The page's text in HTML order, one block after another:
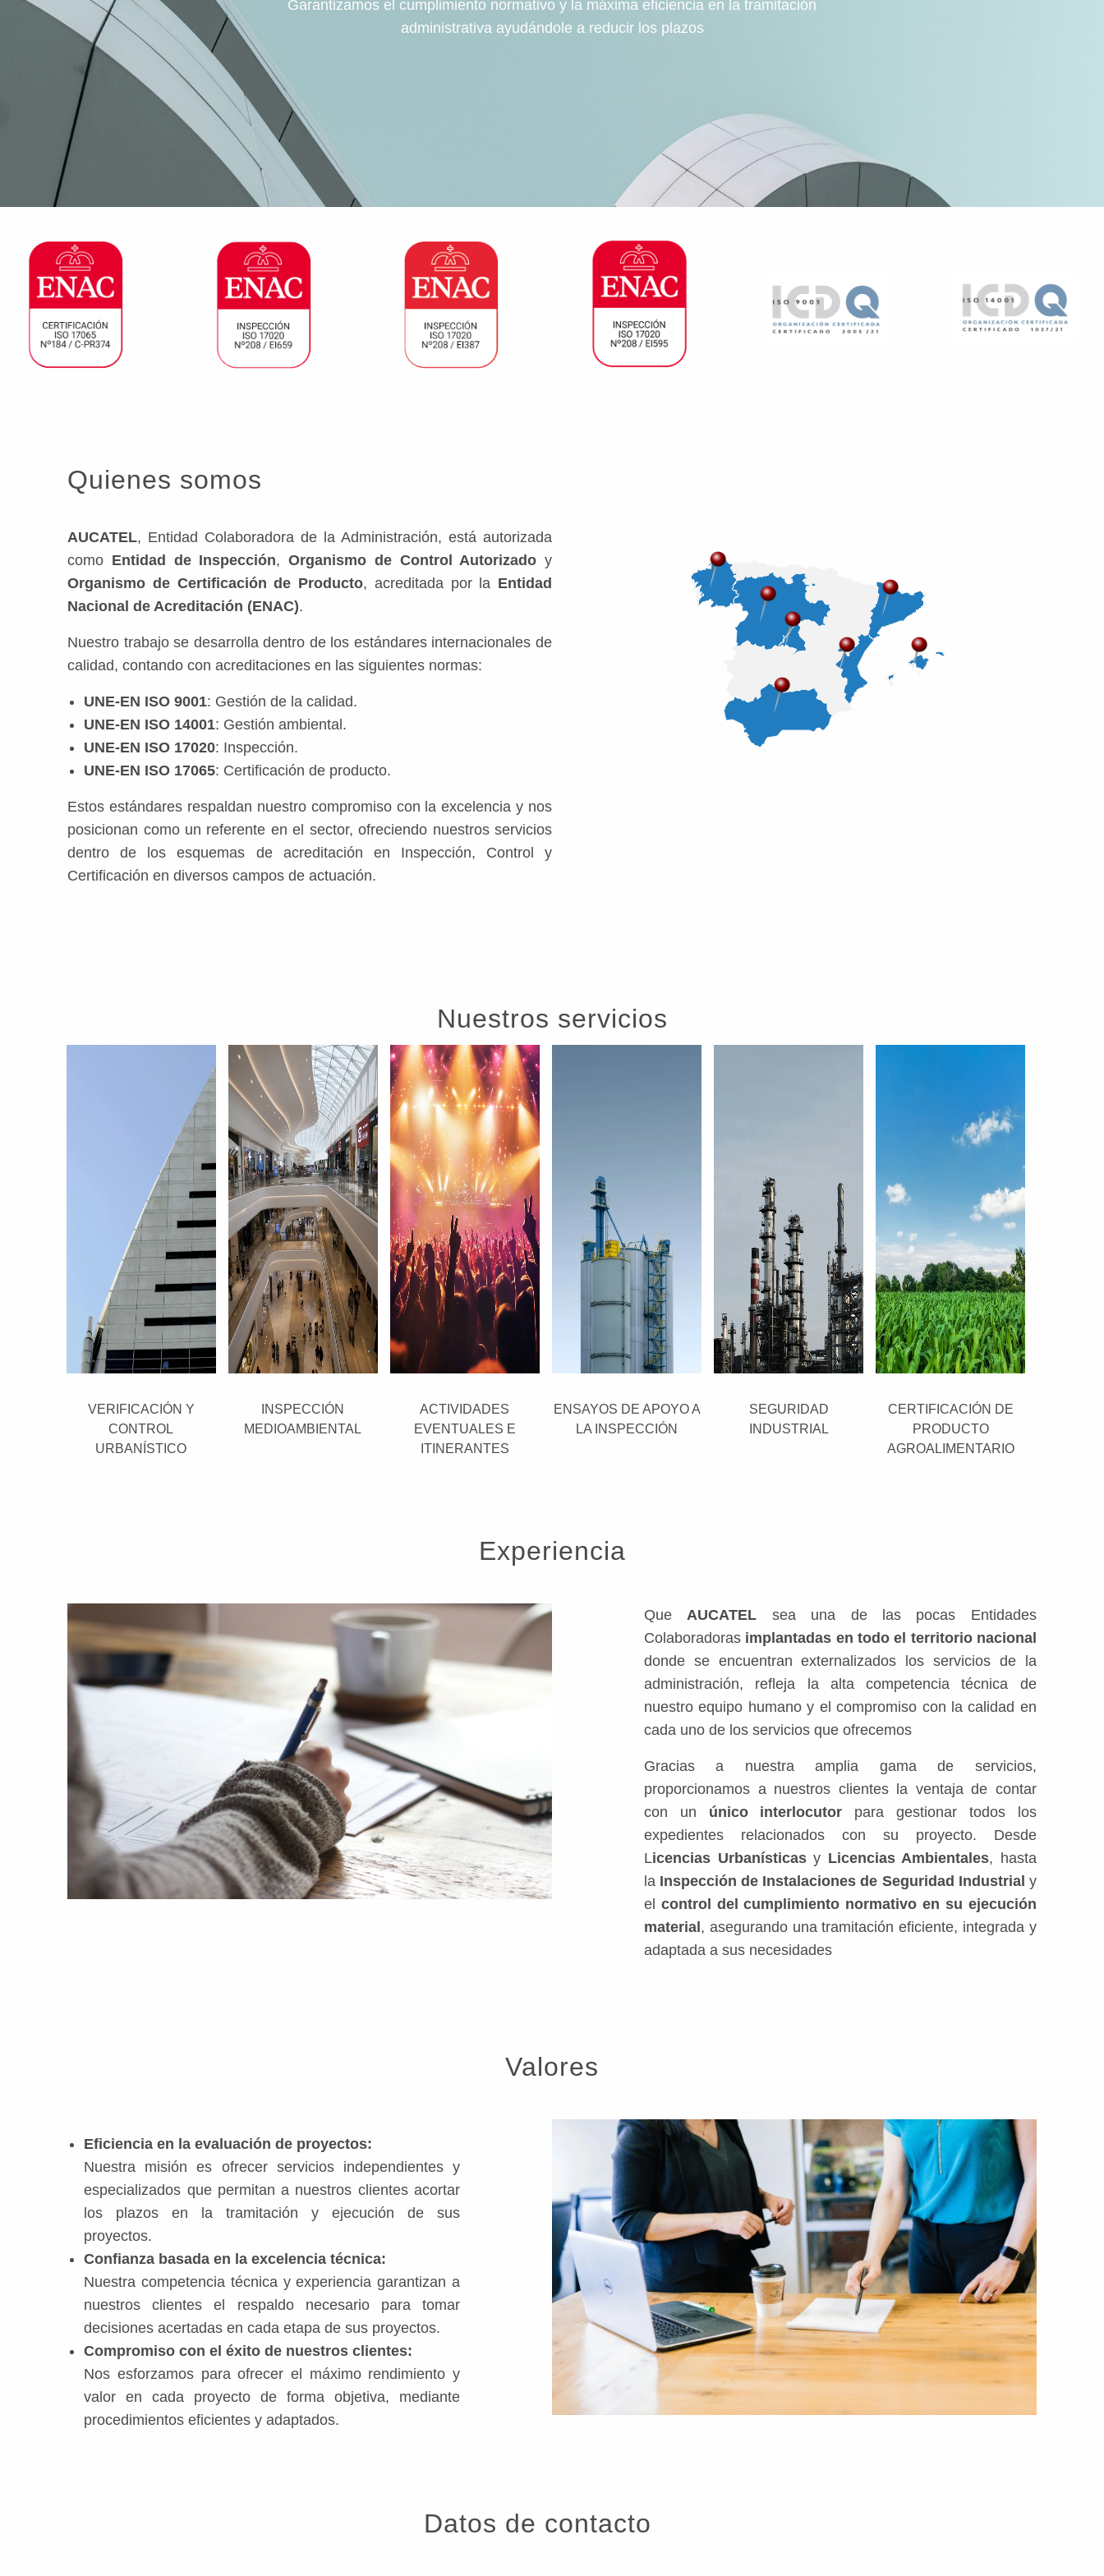
Garantizamos el cumplimiento normativo y la máxima eficiencia en la tramitación
administrativa ayudándole a reducir los plazos
Quienes somos
AUCATEL, Entidad Colaboradora de la Administración, está autorizada
como Entidad de Inspección,Organismo de Control Autorizado y
Organismo de Certificación de Producto, acreditada por la Entidad
Nacional de Acreditación (ENAC).
Nuestro trabajo se desarrolla dentro de los estándares internacionales de
calidad, contando con acreditaciones en las siguientes normas:
UNE-EN ISO 9001: Gestión de la calidad.
UNE-EN ISO 14001: Gestión ambiental.
UNE-EN ISO 17020: Inspección.
UNE-EN ISO 17065: Certificación de producto.
Estos estándares respaldan nuestro compromiso con la excelencia y nos
posicionan como un referente en el sector, ofreciendo nuestros servicios
dentro de los esquemas de acreditación en Inspección, Control y
Certificación en diversos campos de actuación.
Nuestros servicios
VERIFICACIÓN Y
CONTROL
URBANÍSTICO
INSPECCIÓN
MEDIOAMBIENTAL
ACTIVIDADES
EVENTUALES E
ITINERANTES
ENSAYOS DE APOYO A
LA INSPECCIÓN
SEGURIDAD
INDUSTRIAL
CERTIFICACIÓN DE
PRODUCTO
AGROALIMENTARIO
Experiencia
QueAUCATEL sea una de las pocas Entidades
Colaboradoras implantadas en todo el territorio nacional
donde se encuentran externalizados los servicios de la
administración, refleja la alta competencia técnica de
nuestro equipo humano y el compromiso con la calidad en
cada uno de los servicios que ofrecemos
Gracias a nuestra amplia gama de servicios,
proporcionamos a nuestros clientes la ventaja de contar
con un único interlocutor para gestionar todos los
expedientes relacionados con su proyecto. Desde
Licencias Urbanísticasy Licencias Ambientales, hasta
la Inspección de Instalaciones de Seguridad Industrial y
el control del cumplimiento normativo en su ejecución
material , asegurando una tramitación eficiente, integrada y
adaptada a sus necesidades
Valores
Eficiencia en la evaluación de proyectos:
Nuestra misión es ofrecer servicios independientes y
especializados que permitan a nuestros clientes acortar
los plazos en la tramitación y ejecución de sus
proyectos.
Confianza basada en la excelencia técnica:
Nuestra competencia técnica y experiencia garantizan a
nuestros clientes el respaldo necesario para tomar
decisiones acertadas en cada etapa de sus proyectos.
Compromiso con el éxito de nuestros clientes:
Nos esforzamos para ofrecer el máximo rendimiento y
valor en cada proyecto de forma objetiva, mediante
procedimientos eficientes y adaptados.
Datos de contacto